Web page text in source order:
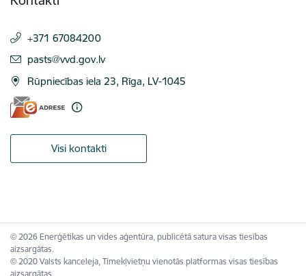
+371 67084200
E-pasts:
pasts@vvd.gov.lv
Rūpniecības iela 23, Rīga, LV-1045
Visi kontakti
© 2026 Enerģētikas un vides aģentūra, publicētā satura visas tiesības
aizsargātas.
© 2020 Valsts kanceleja, Tīmekļvietņu vienotās platformas visas tiesības
aizsargātas.